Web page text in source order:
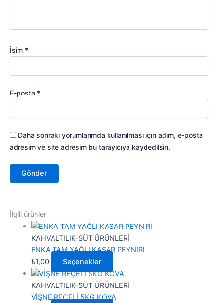
İsim *
E-posta *
Daha sonraki yorumlarımda kullanılması için adım, e-posta
adresim ve site adresim bu tarayıcıya kaydedilsin.
İlgili ürünler
KAHVALTILIK-SÜT ÜRÜNLERİ
ENKA TAM YAĞLI KAŞAR PEYNİRİ
₺1,00 Seçenekler
KAHVALTILIK-SÜT ÜRÜNLERİ
VİŞNE REÇELİ 5KG KOVA